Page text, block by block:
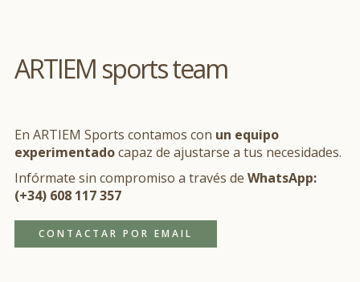
ARTIEM sports team
En ARTIEM Sports contamos con un equipo
experimentadocapaz de ajustarse a tus necesidades.
Infórmate sin compromiso a través de WhatsApp:
(+34) 608 117 357
CONTACTAR POR EMAIL